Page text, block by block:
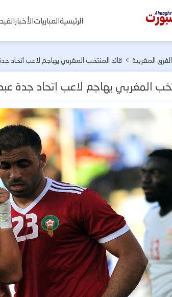
الرئيسيةالمبارياتالأخبار
المغربية > قائد المنتخب المغربي يهاجم لاعب اتحاد
المغربي يهاجم لاعب اتحاد جدة